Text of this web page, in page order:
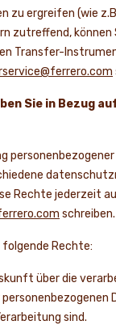
zu ergreifen (wie
zutreffend, können
Transfer-
Sie in Bezug
Rechte jederzeit
schreiben.
folgende Rechte:
über die
sind.